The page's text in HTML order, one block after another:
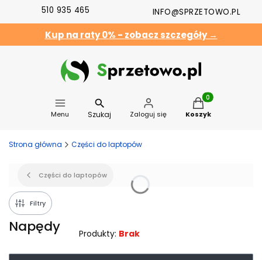
510 935 465 INFO@SPRZETOWO.PL
Kup na raty 0% - zobacz szczegóły →
Menu Szukaj Zaloguj się
Produkty w
Koszyk
Strona główna Części do laptopów
Części do laptopów
Filtry
Napędy Produkty: Brak